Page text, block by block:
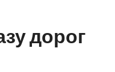
дорог